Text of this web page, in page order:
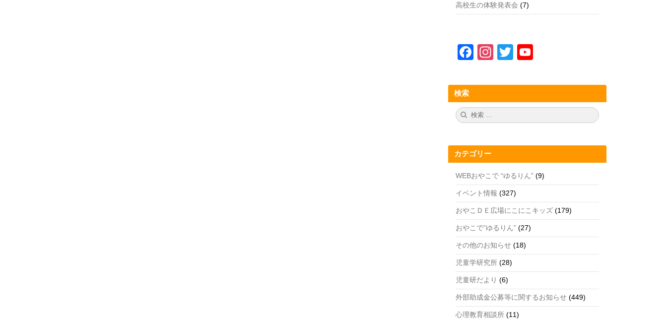
高校生の体験発表会 (7)
F
c
e
b
o
k
In
a
gr
T
tt
er
u
T
e
C
h
n
el
検索
検
索:
カテゴリー
WEBおやこで “ゆるりん” (9)
イベント情報 (327)
おやこＤＥ広場にこにこキッズ (179)
おやこで”ゆるりん” (27)
その他のお知らせ (18)
児童学研究所 (28)
児童研だより (6)
外部助成金公募等に関するお知らせ (449)
心理教育相談所 (11)